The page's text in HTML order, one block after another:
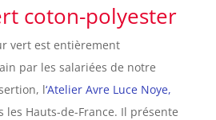
coton-polyester
vert est entièrement
par les salariées de notre
l‘Atelier Avre Luce Noye,
les Hauts-de-France. Il présente